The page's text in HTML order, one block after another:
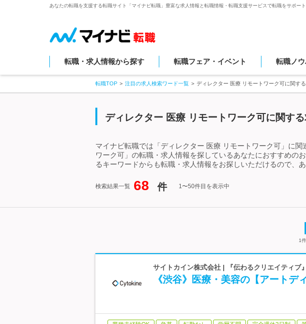
あなたの転職を支援する転職サイト「マイナビ転職」豊富な求人情報と転職情報・転職支援サービスで転職をサポート
転職・求人情報から探す 転職フェア・イベント 転職ノ
転職TOP 注目の求人検索ワード一覧 ディレクター 医療 リモートワーク可に関す
ディレクター 医療 リモートワーク可に関す
マイナビ転職では「ディレクター 医療 リモートワーク可」に
ワーク可」の転職・求人情報を探しているあなたにおすすめの
るキーワードからも転職・求人情報をお探しいただけるので、
検索結果一覧 68 件 1〜50件目を表示中
1
サイトカイン株式会社 | 『伝わるクリエイティブ
《渋谷》医療・美容の【アート